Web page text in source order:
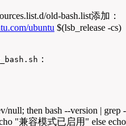
old-bash.list添加：
ubuntu $(lsb_release -cs)
：
null; then bash --version | grep -
"兼容模式已启用" else echo